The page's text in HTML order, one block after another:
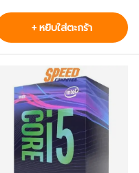
+ หยิบใส่ตะกร้า